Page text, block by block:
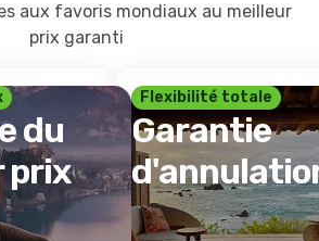
aux favoris mondiaux au meilleur
prix garanti
du
prix
Flexibilité totale
Garantie